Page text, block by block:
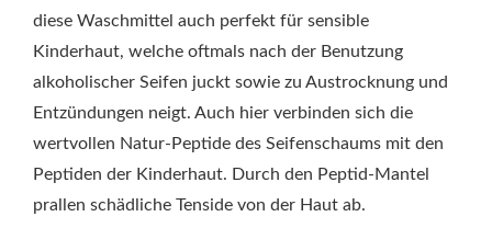
diese Waschmittel auch perfekt für sensible
Kinderhaut, welche oftmals nach der Benutzung
alkoholischer Seifen juckt sowie zu Austrocknung und
Entzündungen neigt. Auch hier verbinden sich die
wertvollen Natur-Peptide des Seifenschaums mit den
Peptiden der Kinderhaut. Durch den Peptid-Mantel
prallen schädliche Tenside von der Haut ab.